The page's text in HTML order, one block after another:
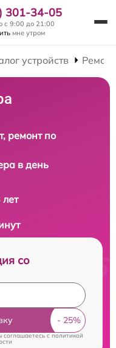
301-34-05
с 9:00 до 21:00
мне утром
устройств
ремонт по
в день
со
соглашаетесь cполитикой